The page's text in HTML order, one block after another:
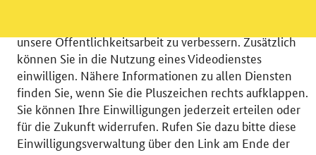
© 2026 Bundesministerium für Wirtschaft und Energie
RSS
Benutzerhinweise
Inhaltsverzeichnis
Impressum
Barrierefreiheit
Datenschutz
unsere Öffentlichkeitsarbeit zu verbessern. Zusätzlich
können Sie in die Nutzung eines Videodienstes
einwilligen. Nähere Informationen zu allen Diensten
finden Sie, wenn Sie die Pluszeichen rechts aufklappen.
Sie können Ihre Einwilligungen jederzeit erteilen oder
für die Zukunft widerrufen. Rufen Sie dazu bitte diese
Einwilligungsverwaltung über den Link am Ende der